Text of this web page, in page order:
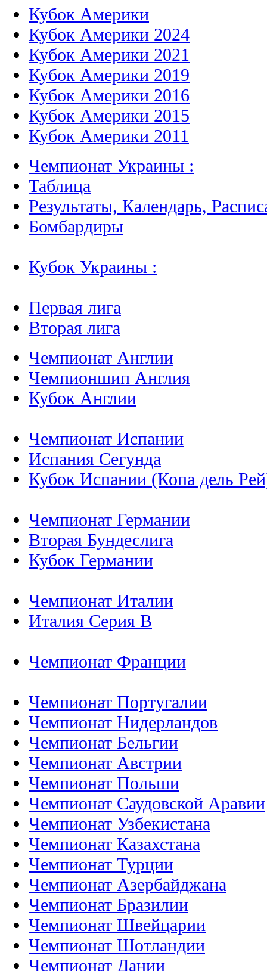
Кубок Америки
Кубок Америки 2024
Кубок Америки 2021
Кубок Америки 2019
Кубок Америки 2016
Кубок Америки 2015
Кубок Америки 2011
Чемпионат Украины :
Таблица
Результаты, Календарь,
Бомбардиры
Кубок Украины :
Первая лига
Вторая лига
Чемпионат Англии
Чемпионшип Англия
Кубок Англии
Чемпионат Испании
Испания Сегунда
Кубок Испании (Копа дель
Чемпионат Германии
Вторая Бундеслига
Кубок Германии
Чемпионат Италии
Италия Серия B
Чемпионат Франции
Чемпионат Португалии
Чемпионат Нидерландов
Чемпионат Бельгии
Чемпионат Австрии
Чемпионат Польши
Чемпионат Саудовской Аравии
Чемпионат Узбекистана
Чемпионат Казахстана
Чемпионат Турции
Чемпионат Азербайджана
Чемпионат Бразилии
Чемпионат Швейцарии
Чемпионат Шотландии
Чемпионат Дании